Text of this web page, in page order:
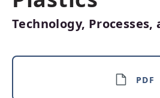
Technology,
PDF